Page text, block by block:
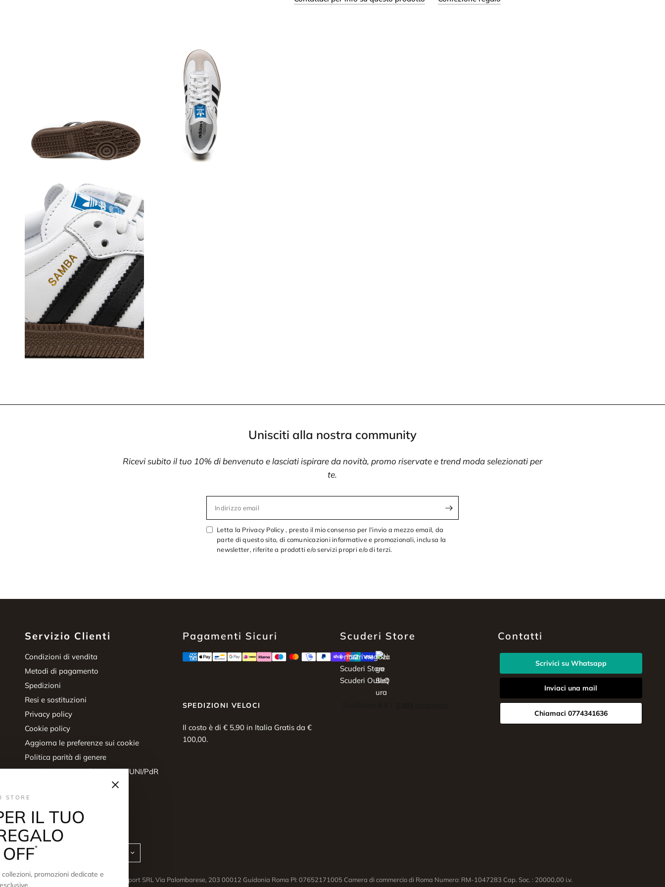
Unisciti alla nostra community
Ricevi subito il tuo 10% di benvenuto e lasciati ispirare da novità, promo riservate e trend moda selezionati per
te.
Indirizzo email
Letta la Privacy Policy , presto il mio consenso per l’invio a mezzo email, da
parte di questo sito, di comunicazioni informative e promozionali, inclusa la
newsletter, riferite a prodotti e/o servizi propri e/o di terzi.
Servizio Clienti
Condizioni di vendita
Metodi di pagamento
Spedizioni
Resi e sostituzioni
Privacy policy
Cookie policy
Aggiorna le preferenze sui cookie
Politica parità di genere
Certificazione parità di genere UNI/PdR
Diritto di recesso
Pagamenti Sicuri
SPEDIZIONI VELOCI
Il costo è di € 5,90 in Italia Gratis da €
100,00.
Scuderi Store
I nostri negozi:
Scuderi Store
Scuderi Outlet
Contatti
Scrivici su Whatsapp
Inviaci una mail
Chiamaci 0774341636
Aggiorna
© 2026 Scuderi Store, Scuderi sport SRL Via Palombarese, 203 00012 Guidonia Roma PI: 07652171005 Camera di commercio di Roma Numero: RM-1047283 Cap. Soc. : 20000,00 i.v.
×
STORE
IL TUO
*
promozioni dedicate e